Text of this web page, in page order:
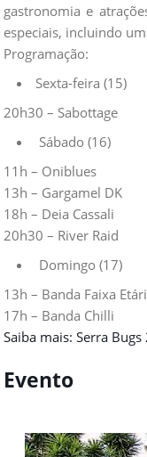
gastronomia e
especiais, incluindo
Programação:
Sexta-feira (15)
20h30 – Sabottage
Sábado (16)
11h – Oniblues
13h – Gargamel DK
18h – Deia Cassali
20h30 – River Raid
Domingo (17)
13h – Banda Faixa
17h – Banda Chilli
Saiba mais: Serra
Evento